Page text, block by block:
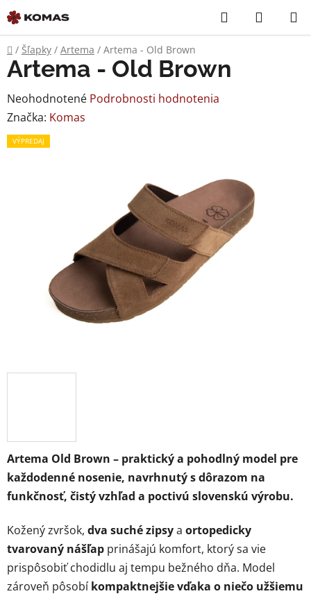
Prejsť
na
obsah
Hľadať
KOŠÍK
Domov
/ Šľapky / Artema / Artema - Old Brown
Artema Old Brown – praktický a pohodlný model pre
každodenné nosenie, navrhnutý s dôrazom na
funkčnosť, čistý vzhľad a poctivú slovenskú výrobu.
Kožený zvršok, dva suché zipsya ortopedicky
tvarovaný nášľap prinášajú komfort, ktorý sa vie
prispôsobiť chodidlu aj tempu bežného dňa. Model
zároveň pôsobíkompaktnejšie vďaka o niečo užšiemu
Artema - Old Brown
Priemerné
hodnotenie
produktu
Neohodnotené Podrobnosti hodnotenia
Značka: Komas
VÝPREDAJ